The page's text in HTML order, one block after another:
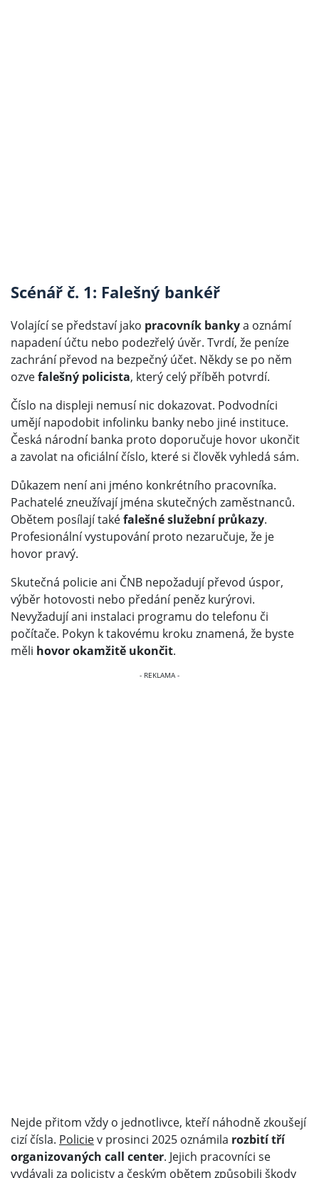
Scénář č. 1: Falešný bankéř
Volající se představí jako pracovník bankya oznámí
napadení účtu nebo podezřelý úvěr. Tvrdí, že peníze
zachrání převod na bezpečný účet. Někdy se po něm
ozvefalešný policista, který celý příběh potvrdí.
Číslo na displeji nemusí nic dokazovat. Podvodníci
umějí napodobit infolinku banky nebo jiné instituce.
Česká národní banka proto doporučuje hovor ukončit
a zavolat na oficiální číslo, které si člověk vyhledá sám.
Důkazem není ani jméno konkrétního pracovníka.
Pachatelé zneužívají jména skutečných zaměstnanců.
Obětem posílají takéfalešné služební průkazy.
Profesionální vystupování proto nezaručuje, že je
hovor pravý.
Skutečná policie ani ČNB nepožadují převod úspor,
výběr hotovosti nebo předání peněz kurýrovi.
Nevyžadují ani instalaci programu do telefonu či
počítače. Pokyn k takovému kroku znamená, že byste
měli hovor okamžitě ukončit.
Nejde přitom vždy o jednotlivce, kteří náhodně zkoušejí
cizí čísla. Policiev prosinci 2025 oznámila rozbití tří
organizovaných call center. Jejich pracovníci se
vydávali za policisty a českým obětem způsobili škody